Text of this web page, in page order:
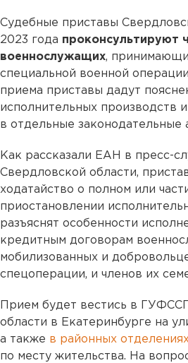
Судебные приставы
2023 года проконсультируют
военнослужащих,
специальной военной
приема приставы дадут
исполнительных производств
в отдельные законодательные
Как рассказали ЕАН в пресс-
Свердловской области,
ходатайство о полном или
приостановлении
разъяснят особенности
кредитным договорам
мобилизованных и
спецоперации, и членов их
Прием будет вестись в
области в Екатеринбурге на
а также в районных
по месту жительства. На